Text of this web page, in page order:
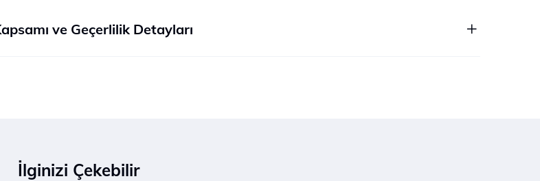
ve Geçerlilik Detayları
İlginizi Çekebilir